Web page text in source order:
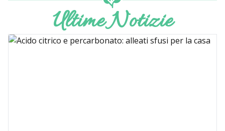
Ultime Notizie